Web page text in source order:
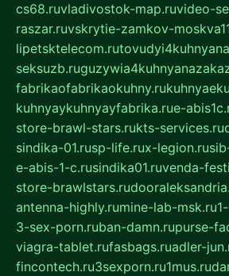
cs68.ruvladivostok-map.ruvideo-
raszar.ruvskrytie-zamkov-
lipetsktelecom.ru
seksuzb.ru
fabrikaofabrikaokuhny.ru
kuhnyaykuhnyayfabrika.rue-
store-brawl-stars.rukts-services.ru
sindika-01.rusp-life.rux-legion.ru
e-abis-1-c.rusindika01.ruvenda-
store-brawlstars.ru
antenna-highly.rumine-lab-msk.ru
3-sex-porn.ruban-damn.rupurse-
viagra-tablet.rufasbags.ruadler-
fincontech.ru3sexporn.ru1mus.ru